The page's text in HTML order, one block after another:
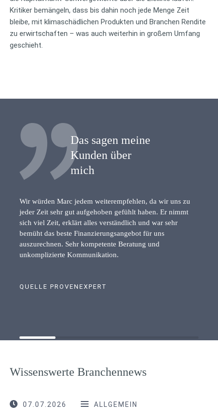
Kritiker bemängeln, dass bis dahin noch jede Menge Zeit
bleibe, mit klimaschädlichen Produkten und Branchen Rendite
zu erwirtschaften – was auch weiterhin in großem Umfang
geschieht.
Das sagen meine
Kunden über
mich
Wir würden Marc jedem weiterempfehlen, da wir uns zu
jeder Zeit sehr gut aufgehoben gefühlt haben. Er nimmt
sich viel Zeit, erklärt alles verständlich und war sehr
bemüht das beste Finanzierungsangebot für uns
auszurechnen. Sehr kompetente Beratung und
unkomplizierte Kommunikation.
QUELLE PROVENEXPERT
Wissenswerte Branchennews
07.07.2026 ALLGEMEIN